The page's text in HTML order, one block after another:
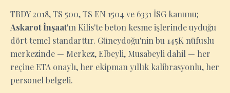
TBDY 2018, TS 500, TS EN 1504 ve 6331 İSG kanunu;
Askarot İnşaat'ın Kilis'te beton kesme işlerinde uyduğu
dört temel standarttır. Güneydoğu'nin bu 145K nüfuslu
merkezinde — Merkez, Elbeyli, Musabeyli dahil — her
reçine ETA onaylı, her ekipman yıllık kalibrasyonlu, her
personel belgeli.